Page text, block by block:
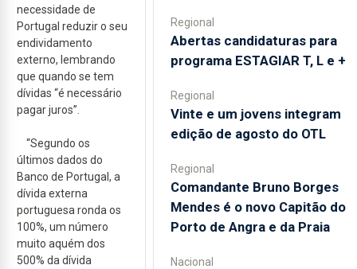
necessidade de
Portugal reduzir o seu
endividamento
externo, lembrando
que quando se tem
dívidas “é necessário
pagar juros”.
“Segundo os
últimos dados do
Banco de Portugal, a
dívida externa
portuguesa ronda os
100%, um número
muito aquém dos
500% da dívida
Regional
Abertas candidaturas para
programa ESTAGIAR T, L e +
Regional
Vinte e um jovens integram
edição de agosto do OTL
Regional
Comandante Bruno Borges
Mendes é o novo Capitão do
Porto de Angra e da Praia
Nacional